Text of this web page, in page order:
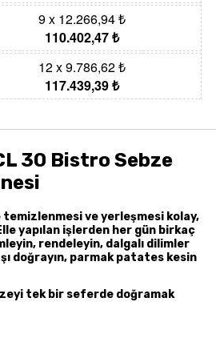
9 x 12.266,94 ₺
110.402,47 ₺
12 x 9.786,62 ₺
117.439,39 ₺
30 Bistro Sebze
ve yerleşmesi kolay,
yapılan işlerden her gün birkaç
rendeleyin, dalgalı dilimler
doğrayın, parmak patates kesin
tek bir seferde doğramak